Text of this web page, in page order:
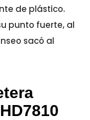
de plástico.
punto fuerte, al
sacó al